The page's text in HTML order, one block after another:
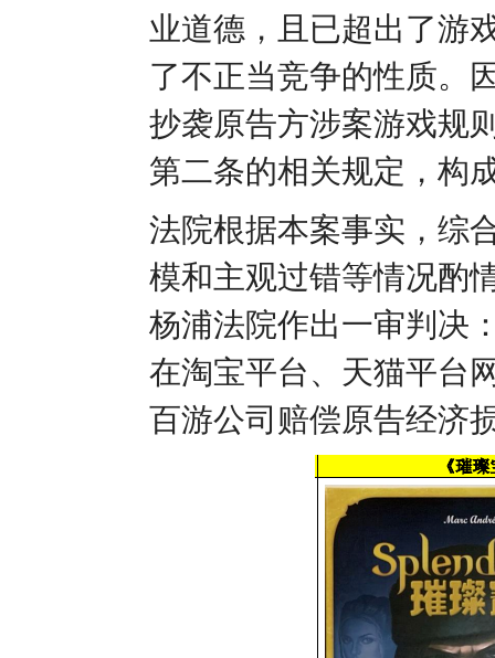
业道德，且已超出了游
了不正当竞争的性质。
抄袭原告方涉案游戏规
第二条的相关规定，构
法院根据本案事实，综
模和主观过错等情况酌
杨浦法院作出一审判决
在淘宝平台、天猫平台
百游公司赔偿原告经济